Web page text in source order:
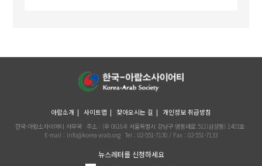
아랍소개 사이트맵 찾아오시는 길 개인정보 취급방침
한국-아랍소사이어티 사무국 주소 : (우 06164) 서울특별시 강남구 영동대로 511(삼성동) 1403호
E-mail : info@korea-arab.org Tel : 02-551-7130 / Fax : 02-551-7133
뉴스레터를 신청하세요